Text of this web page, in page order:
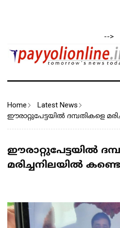
-->
Home Latest News
ഈരാ​റ്റുപേട്ടയിൽ ദമ്പതികളെ
ഈരാ​റ്റുപേട്ടയിൽ
മരിച്ചനിലയിൽ